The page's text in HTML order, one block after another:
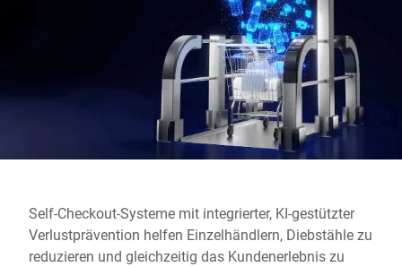
Self-Checkout-Systeme mit integrierter, KI-gestützter
Verlustprävention helfen Einzelhändlern, Diebstähle zu
reduzieren und gleichzeitig das Kundenerlebnis zu